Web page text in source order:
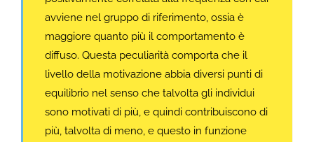
avviene nel gruppo di riferimento, ossia è
maggiore quanto più il comportamento è
diffuso. Questa peculiarità comporta che il
livello della motivazione abbia diversi punti di
equilibrio nel senso che talvolta gli individui
sono motivati di più, e quindi contribuiscono di
più, talvolta di meno, e questo in funzione